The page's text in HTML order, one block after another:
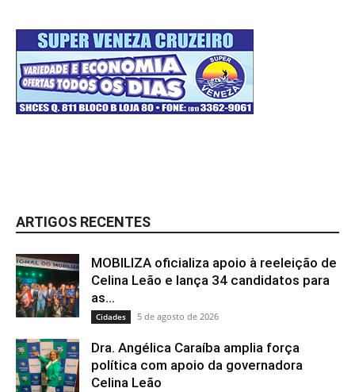
ARTIGOS RECENTES
MOBILIZA oficializa apoio à reeleição de
Celina Leão e lança 34 candidatos para
as...
Cidades 5 de agosto de 2026
Dra. Angélica Caraíba amplia força
política com apoio da governadora
Celina Leão